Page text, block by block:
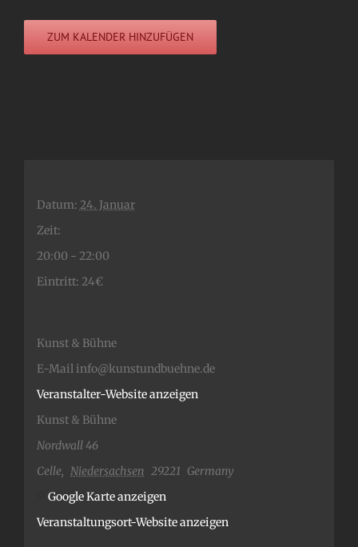
ZUM KALENDER HINZUFÜGEN
Datum: 24. Januar
Zeit:
20:00 - 22:00
Eintritt: 24€
Kunst & Bühne
Nordwall 46
Celle, Niedersachsen 29221 Germany
Google Karte anzeigen
Veranstaltungsort-Website anzeigen
Kunst & Bühne
E-Mail info@kunstundbuehne.de
Veranstalter-Website anzeigen